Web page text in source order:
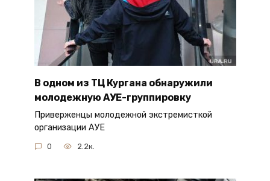
В одном из ТЦ Кургана обнаружили
молодежную АУЕ-группировку
Приверженцы молодежной экстремисткой
организации АУЕ
0 2.2к.